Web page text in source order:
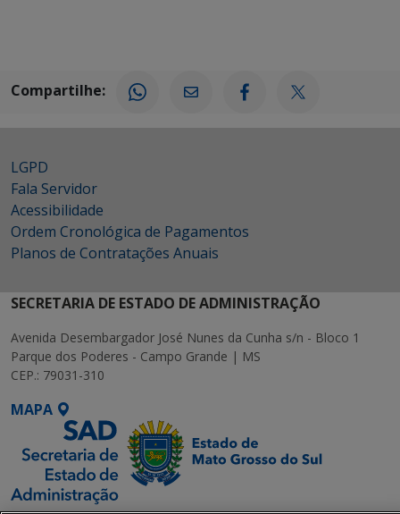
Compartilhe:
LGPD
Fala Servidor
Acessibilidade
Ordem Cronológica de Pagamentos
Planos de Contratações Anuais
SECRETARIA DE ESTADO DE ADMINISTRAÇÃO
Avenida Desembargador José Nunes da Cunha s/n - Bloco 1
Parque dos Poderes - Campo Grande | MS
CEP.: 79031-310
MAPA